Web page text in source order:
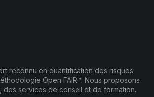
reconnu en quantification des risques
Open FAIR™. Nous proposons
des services de conseil et de formation.